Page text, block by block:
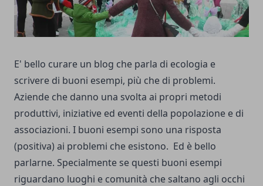
E' bello curare un blog che parla di ecologia e
scrivere di buoni esempi, più che di problemi.
Aziende che danno una svolta ai propri metodi
produttivi, iniziative ed eventi della popolazione e di
associazioni. I buoni esempi sono una risposta
(positiva) ai problemi che esistono. Ed è bello
parlarne. Specialmente se questi buoni esempi
riguardano luoghi e comunità che saltano agli occhi